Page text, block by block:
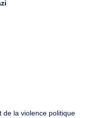
de la violence politique